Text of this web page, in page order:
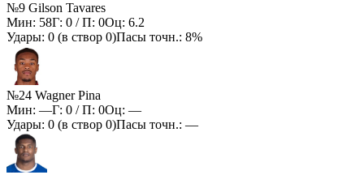
№9 Gilson Tavares
Мин: 58Г: 0 / П: 0Оц: 6.2
Удары: 0 (в створ 0)Пасы точн.: 8%
№24 Wagner Pina
Мин: —Г: 0 / П: 0Оц: —
Удары: 0 (в створ 0)Пасы точн.: —